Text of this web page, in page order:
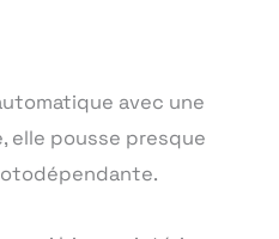
avec une
elle pousse presque